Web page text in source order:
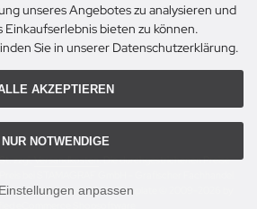
zzgl.Versandkosten. Die durchgestrichenen Preise
Fachhandel © 2026 | Template © 2009-2026 by
unseres Angebotes zu analysieren und
bieten zu können.
Sie in unserer Datenschutzerklärung.
AKZEPTIEREN
NUR NOTWENDIGE
anpassen